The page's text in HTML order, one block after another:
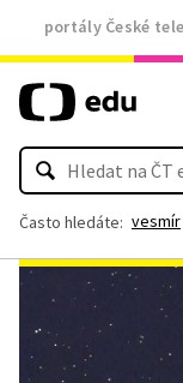
portály České
Často hledáte: vesmír